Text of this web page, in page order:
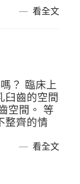
看全文
？ 臨床上
臼齒的空間
空間。 等
整齊的情
看全文